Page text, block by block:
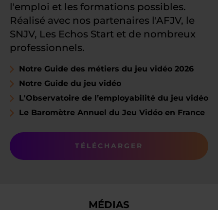
l'emploi et les formations possibles.
Réalisé avec nos partenaires l'AFJV, le
SNJV, Les Echos Start et de nombreux
professionnels.
Notre Guide des métiers du jeu vidéo 2026
Notre Guide du jeu vidéo
L'Observatoire de l’employabilité du jeu vidéo
Le Baromètre Annuel du Jeu Vidéo en France
TÉLÉCHARGER
MÉDIAS